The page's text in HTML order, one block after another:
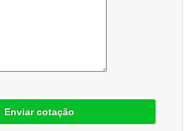
Enviar cotação